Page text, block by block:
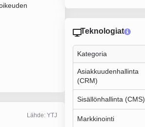
Lähde: YTJ
Teknologiat
Kategoria
Asiakkuudenhallinta
(CRM)
Sisällönhallinta (CMS)
Markkinointi